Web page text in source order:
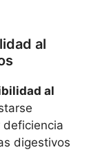
al
al
deficiencia
digestivos